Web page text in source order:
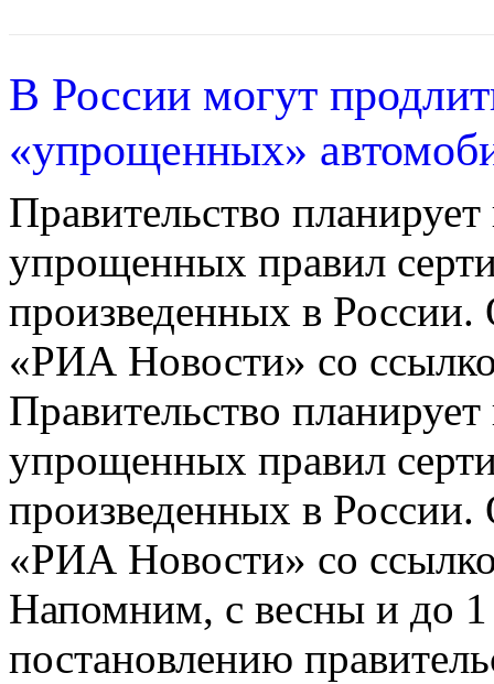
В России могут
«упрощенных»
Правительство
упрощенных правил
произведенных в России.
«РИА Новости» со
Правительство
упрощенных правил
произведенных в России.
«РИА Новости» со
Напомним, с весны и до 1
постановлению